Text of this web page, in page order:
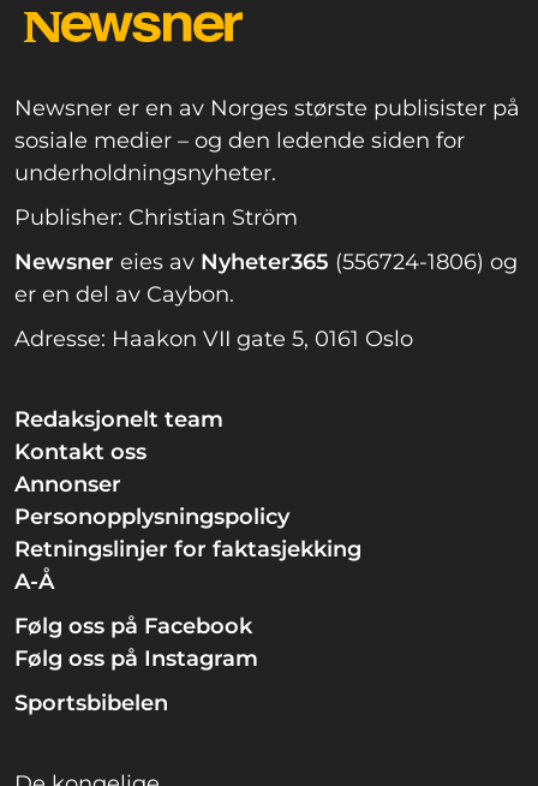
Newsner er en av Norges største publisister på
sosiale medier – og den ledende siden for
underholdningsnyheter.
Publisher: Christian Ström
Newsner eies av Nyheter365 (556724-1806) og
er en del av Caybon.
Adresse: Haakon VII gate 5, 0161 Oslo
Redaksjonelt team
Kontakt oss
Annonser
Personopplysningspolicy
Retningslinjer for faktasjekking
A-Å
Følg oss på Facebook
Følg oss på Instagram
Sportsbibelen